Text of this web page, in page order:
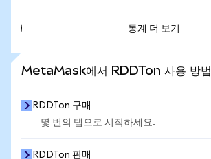
통계 더 보기
MetaMask에서 RDDTon 사용 방법
RDDTon 구매
몇 번의 탭으로 시작하세요.
RDDTon 판매